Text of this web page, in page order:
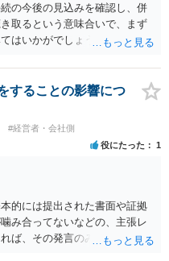
の今後の見込みを確認し、併
取るという意味合いで、まず
はいかがでしょうか。 上記、
することの影響につ
#経営者・会社側
役にたった 1
的には提出された書面や証拠
み合ってないなどの、主張レ
ば、その発言のみで大きく不